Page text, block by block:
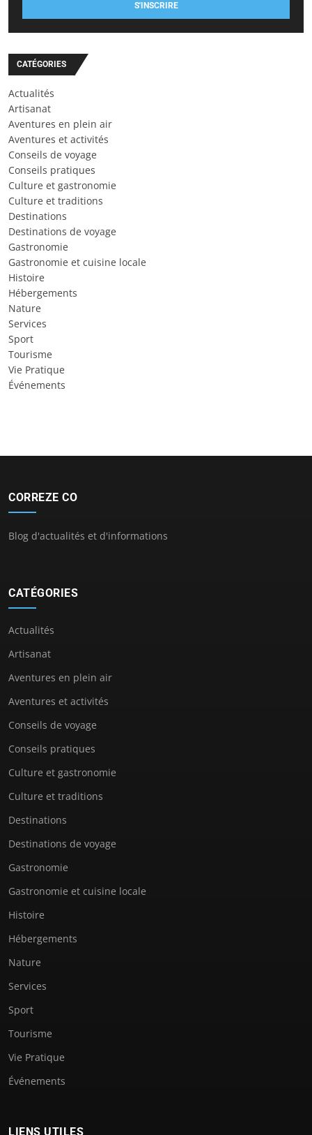
S'INSCRIRE
CATÉGORIES
Actualités
Artisanat
Aventures en plein air
Aventures et activités
Conseils de voyage
Conseils pratiques
Culture et gastronomie
Culture et traditions
Destinations
Destinations de voyage
Gastronomie
Gastronomie et cuisine locale
Histoire
Hébergements
Nature
Services
Sport
Tourisme
Vie Pratique
Événements
CORREZE CO
Blog d'actualités et d'informations
CATÉGORIES
Actualités
Artisanat
Aventures en plein air
Aventures et activités
Conseils de voyage
Conseils pratiques
Culture et gastronomie
Culture et traditions
Destinations
Destinations de voyage
Gastronomie
Gastronomie et cuisine locale
Histoire
Hébergements
Nature
Services
Sport
Tourisme
Vie Pratique
Événements
LIENS UTILES